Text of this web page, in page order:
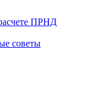
ПРНД
советы